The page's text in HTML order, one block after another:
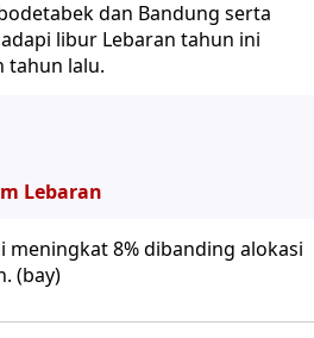
dan Bandung serta
libur Lebaran tahun ini
tahun lalu.
Lebaran
8% dibanding alokasi
(bay)